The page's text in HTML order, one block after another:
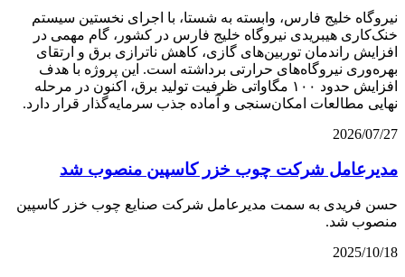
نیروگاه خلیج فارس، وابسته به شستا، با اجرای نخستین سیستم
خنک‌کاری هیبریدی نیروگاه خلیج فارس در کشور، گام مهمی در
افزایش راندمان توربین‌های گازی، کاهش ناترازی برق و ارتقای
بهره‌وری نیروگاه‌های حرارتی برداشته است. این پروژه با هدف
افزایش حدود ۱۰۰ مگاواتی ظرفیت تولید برق، اکنون در مرحله
نهایی مطالعات امکان‌سنجی و آماده جذب سرمایه‌گذار قرار دارد.
2026/07/27
مدیرعامل شرکت چوب خزر کاسپین منصوب شد
حسن فریدی به سمت مدیرعامل شرکت صنایع چوب خزر کاسپین
منصوب شد.
2025/10/18